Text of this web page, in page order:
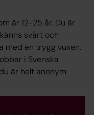
är 12-25 år. Du är
svårt och
med en trygg vuxen.
i Svenska
är helt anonym.